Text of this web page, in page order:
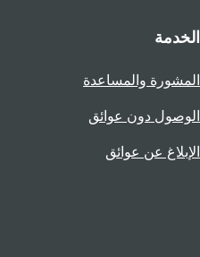
الخدمة
المشورة والمساعدة
الوصول دون عوائق
الإبلاغ عن عوائق